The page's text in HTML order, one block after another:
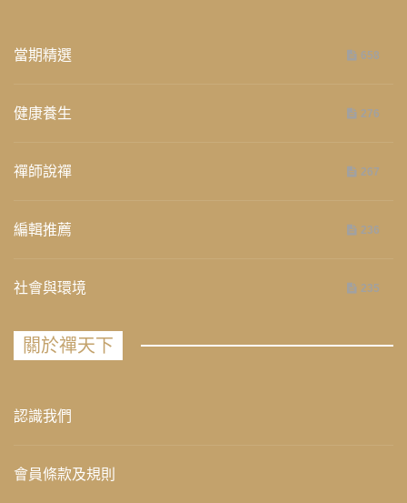
當期精選 658
健康養生 276
禪師說禪 267
編輯推薦 236
社會與環境 235
關於禪天下
認識我們
會員條款及規則